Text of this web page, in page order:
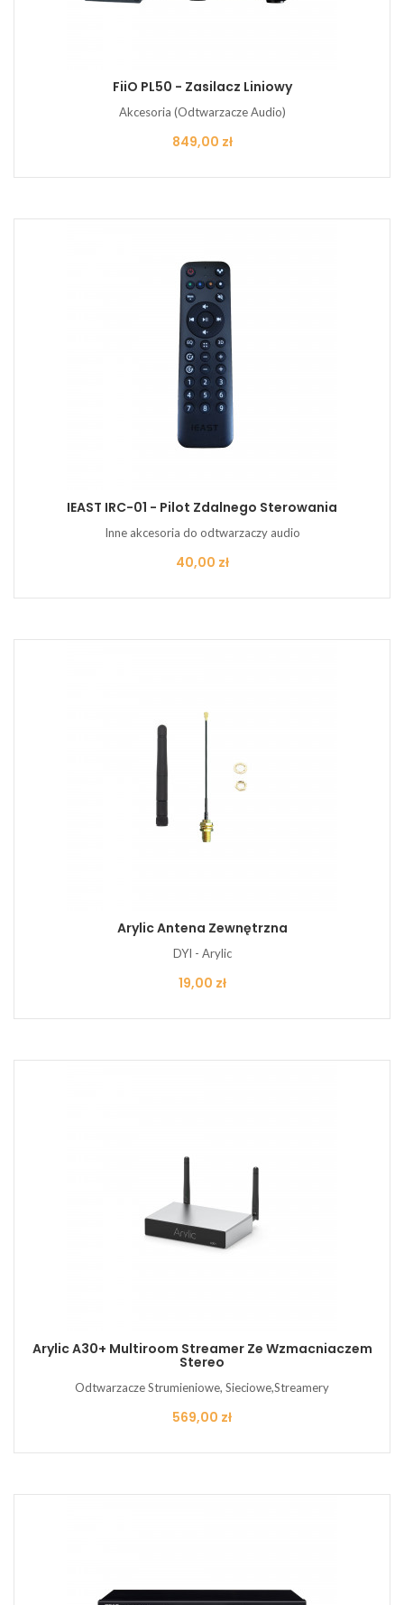
FiiO PL50 - Zasilacz Liniowy
Akcesoria (Odtwarzacze Audio)
Cena
849,00 zł
IEAST IRC-01 - Pilot Zdalnego Sterowania
Inne akcesoria do odtwarzaczy audio
Cena
40,00 zł
Arylic Antena Zewnętrzna
DYI - Arylic
Cena
19,00 zł
Arylic A30+ Multiroom Streamer Ze Wzmacniaczem
Stereo
Odtwarzacze Strumieniowe, Sieciowe,Streamery
Cena
569,00 zł